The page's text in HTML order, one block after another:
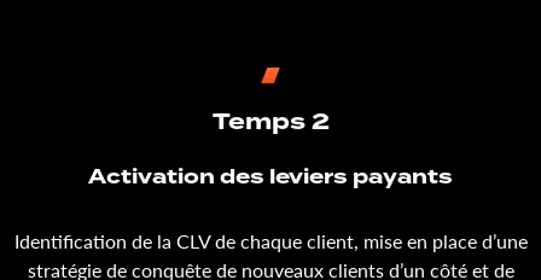
Temps 2
Activation des leviers payants
Identification de la CLV de chaque client, mise en place d’une
stratégie de conquête de nouveaux clients d’un côté et de